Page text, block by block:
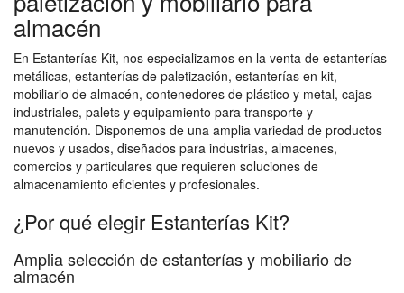
almacén
En Estanterías Kit, nos especializamos en la venta de estanterías
metálicas, estanterías de paletización, estanterías en kit,
mobiliario de almacén, contenedores de plástico y metal, cajas
industriales, palets y equipamiento para transporte y
manutención. Disponemos de una amplia variedad de productos
nuevos y usados, diseñados para industrias, almacenes,
comercios y particulares que requieren soluciones de
almacenamiento eficientes y profesionales.
¿Por qué elegir Estanterías Kit?
Amplia selección de estanterías y mobiliario de
almacén